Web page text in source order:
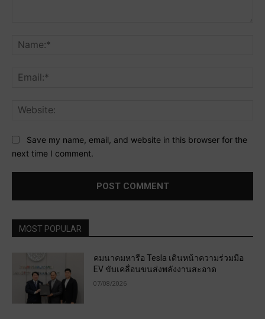
Save my name, email, and website in this browser for the
next time I comment.
MOST POPULAR
คมนาคมหารือ Tesla เดินหน้าความร่วมมือ
EV ขับเคลื่อนขนส่งพลังงานสะอาด
07/08/2026